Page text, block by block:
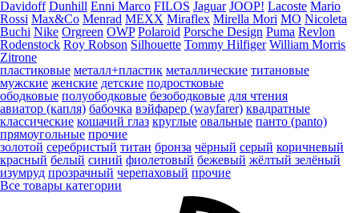
Davidoff Dunhill Enni Marco FILOS Jaguar JOOP! Lacoste Mario
Rossi Max&Co Menrad MEXX Miraflex Mirella Mori MO Nicoleta
Buchi Nike Orgreen OWP Polaroid Porsche Design Puma Revlon
Rodenstock Roy Robson Silhouette Tommy Hilfiger William Morris
Zitrone
пластиковые металл+пластик металлические титановые
мужские женские детские подростковые
ободковые полуободковые безободковые для чтения
авиатор (капля) бабочка вэйфарер (wayfarer) квадратные
классические кошачий глаз круглые овальные панто (panto)
прямоугольные прочие
золотой серебристый титан бронза чёрный серый коричневый
красный белый синий фиолетовый бежевый жёлтый зелёный
изумруд прозрачный черепаховый прочие
Все товары категории